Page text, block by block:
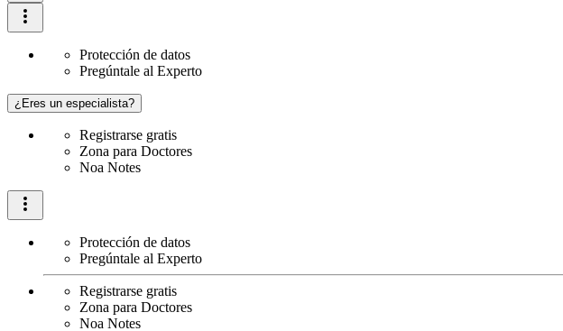
Protección de datos
Pregúntale al Experto
¿Eres un especialista?
Registrarse gratis
Zona para Doctores
Noa Notes
Protección de datos
Pregúntale al Experto
Registrarse gratis
Zona para Doctores
Noa Notes